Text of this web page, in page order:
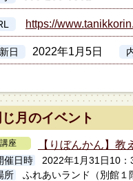
https://
日 2022年1月5日
じ月のイベント
講座 【りぼんかん】
催日時
2022年1月31日10
所
ふれあいランド（別館